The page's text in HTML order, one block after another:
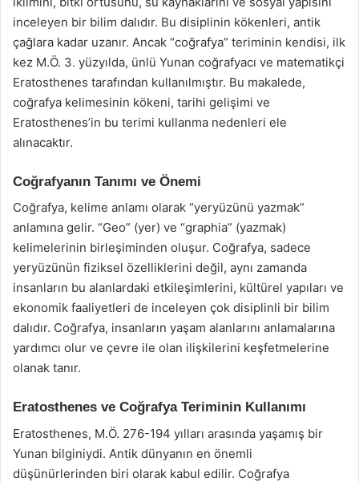
inceleyen bir bilim dalıdır. Bu disiplinin kökenleri, antik
çağlara kadar uzanır. Ancak “coğrafya” teriminin kendisi, ilk
kez M.Ö. 3. yüzyılda, ünlü Yunan coğrafyacı ve matematikçi
Eratosthenes tarafından kullanılmıştır. Bu makalede,
coğrafya kelimesinin kökeni, tarihi gelişimi ve
Eratosthenes’in bu terimi kullanma nedenleri ele
alınacaktır.
Coğrafyanın Tanımı ve Önemi
Coğrafya, kelime anlamı olarak “yeryüzünü yazmak”
anlamına gelir. “Geo” (yer) ve “graphia” (yazmak)
kelimelerinin birleşiminden oluşur. Coğrafya, sadece
yeryüzünün fiziksel özelliklerini değil, aynı zamanda
insanların bu alanlardaki etkileşimlerini, kültürel yapıları ve
ekonomik faaliyetleri de inceleyen çok disiplinli bir bilim
dalıdır. Coğrafya, insanların yaşam alanlarını anlamalarına
yardımcı olur ve çevre ile olan ilişkilerini keşfetmelerine
olanak tanır.
Eratosthenes ve Coğrafya Teriminin Kullanımı
Eratosthenes, M.Ö. 276-194 yılları arasında yaşamış bir
Yunan bilginiydi. Antik dünyanın en önemli
düşünürlerinden biri olarak kabul edilir. Coğrafya